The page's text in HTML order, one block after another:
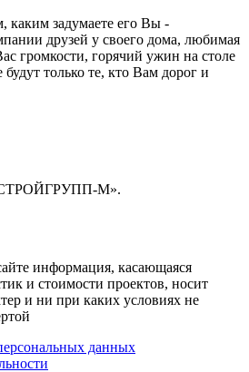
каким задумаете его Вы -
друзей у своего дома, любимая
громкости, горячий ужин на столе
только те, кто Вам дорог и
М».
информация, касающаяся
и стоимости проектов, носит
и ни при каких условиях не
данных